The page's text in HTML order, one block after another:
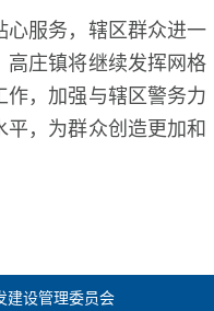
服务，辖区群众进一
庄镇将继续发挥网格
，加强与辖区警务力
，为群众创造更加和
建设管理委员会